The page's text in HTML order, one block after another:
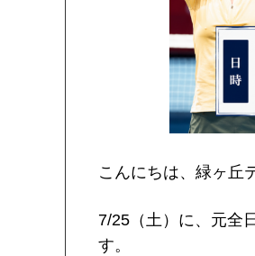
こんにちは、緑ヶ丘
7/25（土）に、元全
す。